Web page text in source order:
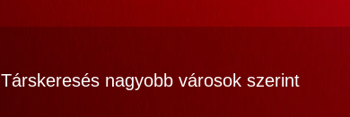
Társkeresés nagyobb városok szerint